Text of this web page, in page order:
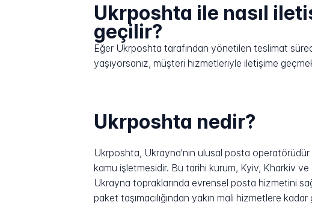
Ukrposhta ile nasıl
geçilir?
Eğer Ukrposhta tarafından yönetilen teslimat
yaşıyorsanız, müşteri hizmetleriyle iletişime
Ukrposhta nedir?
Ukrposhta, Ukrayna'nın ulusal posta
kamu işletmesidir. Bu tarihi kurum, Kyiv, Kharkiv
Ukrayna topraklarında evrensel posta hizmetini
paket taşımacılığından yakın mali hizmetlere